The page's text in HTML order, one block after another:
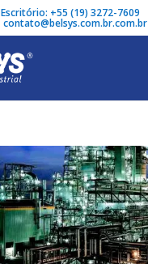
Escritório: +55 (19) 3272-7609
contato@belsys.com.br.com.br